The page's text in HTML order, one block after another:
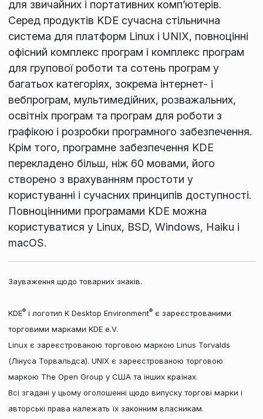
для звичайних і портативних комп’ютерів.
Серед продуктів KDE сучасна стільнична
система для платформ Linux і UNIX, повноцінні
офісний комплекс програм і комплекс програм
для групової роботи та сотень програм у
багатьох категоріях, зокрема інтернет- і
вебпрограм, мультимедійних, розважальних,
освітніх програм та програм для роботи з
графікою і розробки програмного забезпечення.
Крім того, програмне забезпечення KDE
перекладено більш, ніж 60 мовами, його
створено з врахуванням простоти у
користуванні і сучасних принципів доступності.
Повноцінними програмами KDE можна
користуватися у Linux, BSD, Windows, Haiku і
macOS.
Зауваження щодо товарних знаків.
KDE®і логотип K Desktop Environment®є зареєстрованими
торговими марками KDE e.V.
Linux є зареєстрованою торговою маркою Linus Torvalds
(Лінуса Торвальдса). UNIX є зареєстрованою торговою
маркою The Open Group у США та інших країнах.
Всі згадані у цьому оголошенні щодо випуску торгові марки і
авторські права належать їх законним власникам.